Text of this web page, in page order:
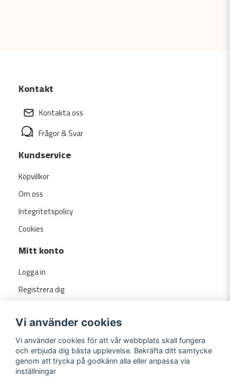
Kontakt
Kontakta oss
Frågor & Svar
Kundservice
Köpvillkor
Om oss
Integritetspolicy
Cookies
Mitt konto
Logga in
Registrera dig
Vi använder cookies
Vi använder cookies för att vår webbplats skall fungera
och erbjuda dig bästa upplevelse. Bekräfta ditt samtycke
genom att trycka på godkänn alla eller anpassa via
inställningar